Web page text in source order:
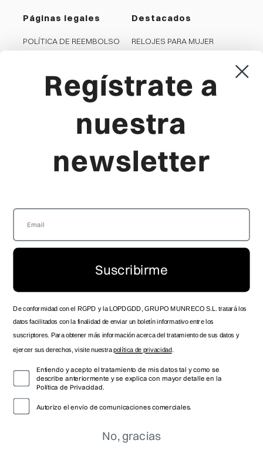
Páginas legales
POLÍTICA DE REEMBOLSO
CONDICIONES GENERALES
CANAL DENUNCIA
Destacados
RELOJES PARA MUJER
JOYAS PARA HOMBRE
RELOJES PARA NIÑO
Viceroy
SERVICIO TÉCNICO OFICIAL
ZONA DISTRIBUIDOR
SPOTS HISTÓRICOS
TRABAJA CON NOSOTROS
Producto
ENVÍOS Y ENTREGAS
PRODUCTO
FOLLOW US
© 2026 VICEROY
Regístrate a
nuestra
newsletter
Suscribirme
De conformidad con el RGPD y la LOPDGDD, GRUPO MUNRECO S.L. tratará los
datos facilitados con la finalidad de enviar un boletín informativo entre los
suscriptores. Para obtener más información acerca del tratamiento de sus datos y
ejercer sus derechos, visite nuestrapolítica de privacidad.
Entiendo y acepto el tratamiento de mis datos tal y como se
describe anteriormente y se explica con mayor detalle en la
Política de Privacidad.
Autorizo el envío de comunicaciones comerciales.
No, gracias